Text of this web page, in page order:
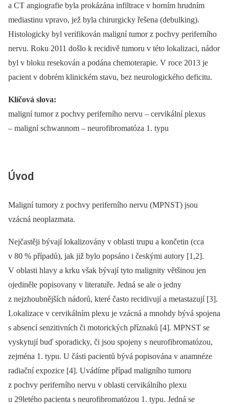
a CT angiografie byla prokázána infiltrace v horním hrudním
mediastinu vpravo, jež byla chirurgicky řešena (debulking).
Histologicky byl verifikován maligní tumor z pochvy periferního
nervu. Roku 2011 došlo k recidivě tumoru v této lokalizaci, nádor
byl v bloku resekován a podána chemoterapie. V roce 2013 je
pacient v dobrém klinickém stavu, bez neurologického deficitu.
Klíčová slova:
maligní tumor z pochvy periferního nervu –⁠ cervikální plexus
–⁠ maligní schwannom –⁠ neurofibromatóza 1. typu
Úvod
Maligní tumory z pochvy periferního nervu (MPNST) jsou
vzácná neoplazmata.
Nejčastěji bývají lokalizovány v oblasti trupu a končetin (cca
v 80 % případů), jak již bylo popsáno i českými autory [1,2].
V oblasti hlavy a krku však bývají tyto malignity většinou jen
ojediněle popisovany v literatuře. Jedná se ale o jedny
z nejzhoubnějších nádorů, které často recidivují a metastazují [3].
Lokalizace v cervikálním plexu je vzácná a mnohdy bývá spojena
s absencí senzitivních či motorických příznaků [4]. MPNST se
vyskytují buď sporadicky, či jsou spojeny s neurofibromatózou,
zejména 1. typu. U části pacientů bývá popisována v anamnéze
radiační expozice [4]. Uvádíme případ maligního tumoru
z pochvy periferního nervu v oblasti cervikálního plexu
u 29letého pacienta s neurofibromatózou 1. typu. Jedná se